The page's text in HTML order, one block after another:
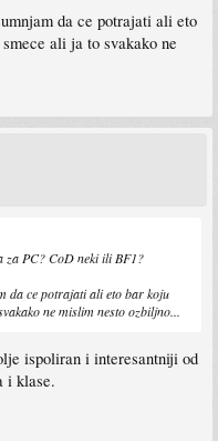
da ce potrajati ali eto
ali ja to svakako ne
za PC? CoD neki ili BF1?
da ce potrajati ali eto bar koju
ne mislim nesto ozbiljno...
ispoliran i interesantniji od
i klase.